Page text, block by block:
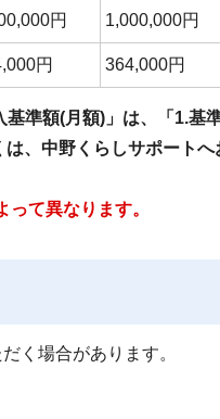
円 1,000,000円
円 364,000円
準額(月額)」は、「1.基
、中野くらしサポートへ
て異なります。
く場合があります。